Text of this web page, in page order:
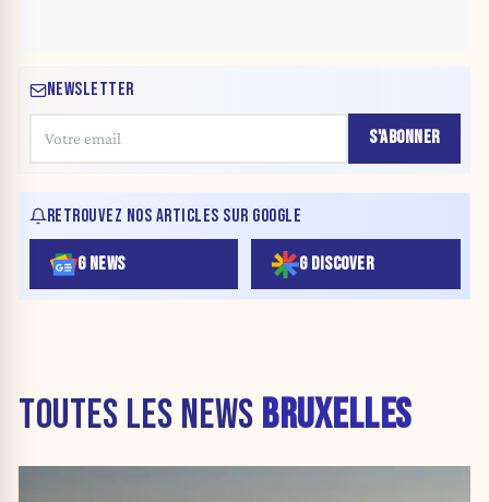
NEWSLETTER
S'ABONNER
RETROUVEZ NOS ARTICLES SUR GOOGLE
G NEWS G DISCOVER
TOUTES LES NEWS BRUXELLES